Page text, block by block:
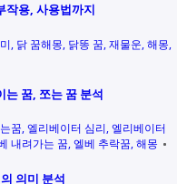
작용, 사용법까지
닭 꿈해몽 닭똥 꿈 재물운 해몽
는 꿈, 쪼는 꿈 분석
꿈 엘리베이터 심리 엘리베이터
내려가는 꿈 엘베 추락꿈 해몽
의미 분석